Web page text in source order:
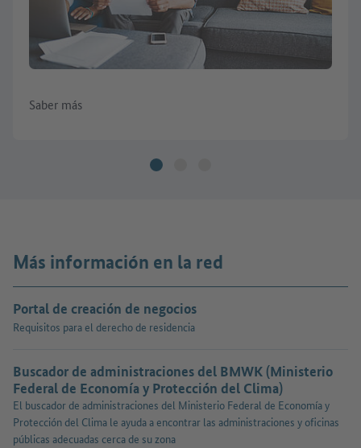
Saber más
Más información en la red
Portal de creación de negocios
Requisitos para el derecho de residencia
Buscador de administraciones del BMWK (Ministerio
Federal de Economía y Protección del Clima)
El buscador de administraciones del Ministerio Federal de Economía y
Protección del Clima le ayuda a encontrar las administraciones y oficinas
públicas adecuadas cerca de su zona